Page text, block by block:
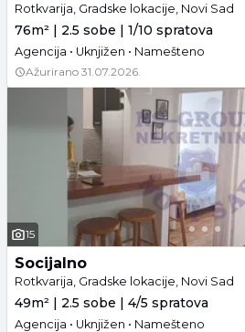
Rotkvarija, Gradske lokacije, Novi Sad
76m² | 2.5 sobe | 1/10 spratova
Agencija • Uknjižen • Namešteno
Ažurirano 31.07.2026.
15
Socijalno
Rotkvarija, Gradske lokacije, Novi Sad
49m² | 2.5 sobe | 4/5 spratova
Agencija • Uknjižen • Namešteno